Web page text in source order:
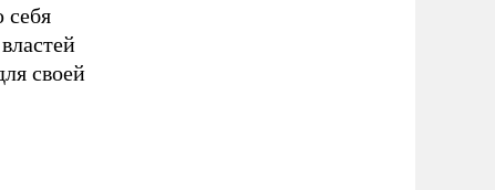
себя
своей